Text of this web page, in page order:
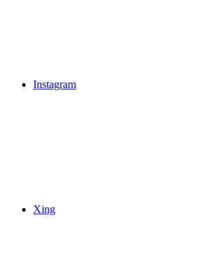
Instagram
Xing